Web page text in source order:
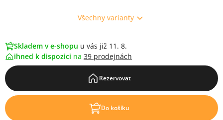
Všechny varianty
Skladem v e-shopu u vás již 11. 8.
ihned k dispozici na 39 prodejnách
Rezervovat
Do košíku